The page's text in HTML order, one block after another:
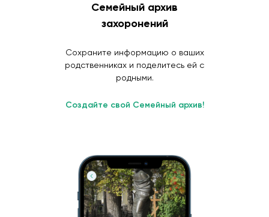
Семейный архив
захоронений
Сохраните информацию о ваших
родственниках и поделитесь ей с
родными.
Создайте свой Семейный архив!